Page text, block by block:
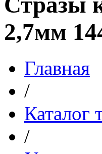
2,7мм
Главная
/
Каталог
/